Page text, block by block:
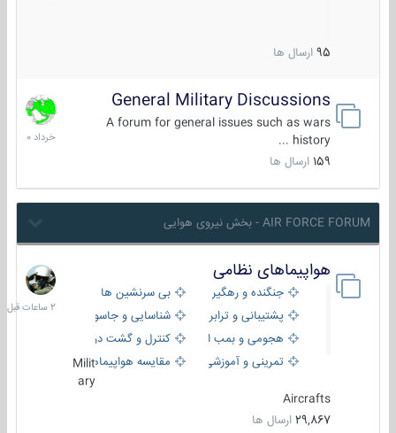
95 ارسال ها
General Military Discussions
A forum for general issues such as wars
history ...
159 ارسال ها
10
خرداد
1400
AIR FORCE FORUM - بخش نیروی هوایی
هواپیماهای نظامی
جنگنده و رهگیر
بی سرنشین ها
پشتیبانی و ترابری
شناسایی و جاسوسی
هجومی و بمب افکن
کنترل و گشت دریایی
تمرینی و آموزشی
مقایسه هواپیماهاMilit
ary
Aircrafts
29,867 ارسال ها
2
ساعات
قبل